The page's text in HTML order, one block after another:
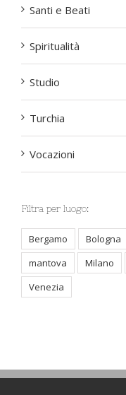
Santi e Beati
Spiritualità
Studio
Turchia
Vocazioni
Filtra per luogo:
Bergamo Bologna
mantova
Milano
Venezia